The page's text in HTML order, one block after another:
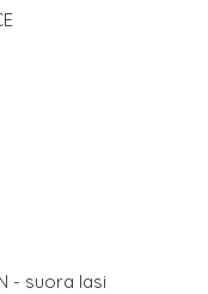
- suora lasi